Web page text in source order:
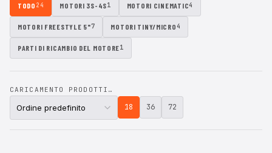
TODO 24 MOTORI 3S-4S1 MOTORI CINEMATIC4
MOTORI FREESTYLE 5"7 MOTORI TINY/MICRO4
PARTI DI RICAMBIO DEL MOTORE1
CARICAMENTO PRODOTTI…
18 36 72